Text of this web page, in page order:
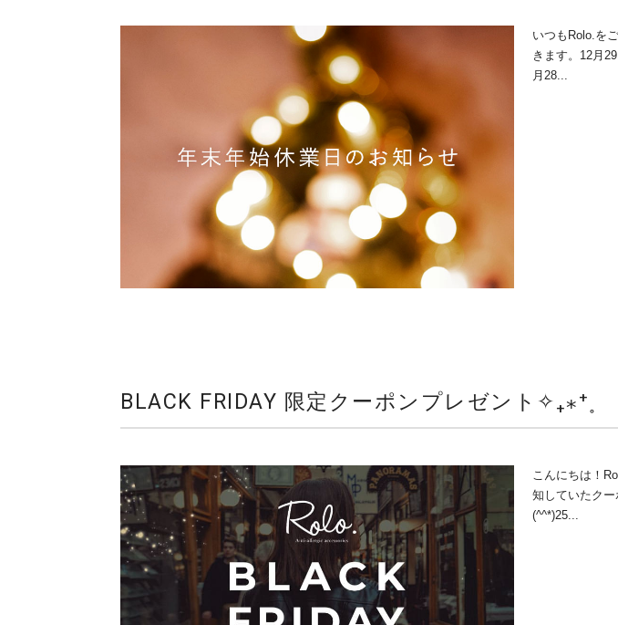
いつもRolo.を
きます。12月
月28...
BLACK FRIDAY 限定クーポンプレゼント✧₊⁎⁺˳
こんにちは！
知していたク
(^^*)25...